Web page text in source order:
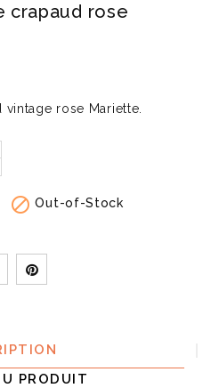
crapaud rose
vintage rose Mariette.
 Out-of-Stock
PRODUIT